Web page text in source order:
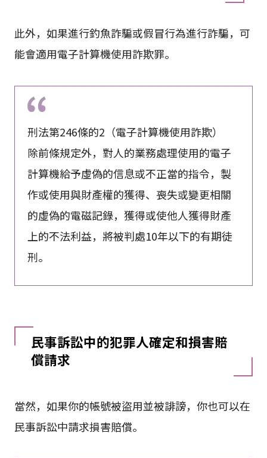
此外，如果進行釣魚詐騙或假冒行為進行詐騙，可
能會適用電子計算機使用詐欺罪。
刑法第246條的2（電子計算機使用詐欺）
除前條規定外，對人的業務處理使用的電子
計算機給予虛偽的信息或不正當的指令，製
作或使用與財產權的獲得、喪失或變更相關
的虛偽的電磁記錄，獲得或使他人獲得財產
上的不法利益，將被判處10年以下的有期徒
刑。
民事訴訟中的犯罪人確定和損害賠
償請求
當然，如果你的帳號被盜用並被誹謗，你也可以在
民事訴訟中請求損害賠償。